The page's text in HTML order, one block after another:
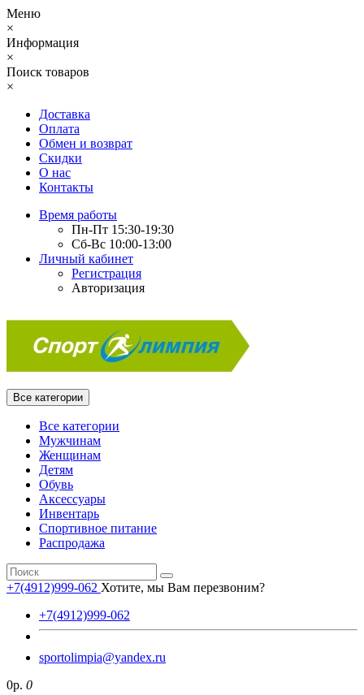
Меню
×
Информация
×
Поиск товаров
×
Доставка
Оплата
Обмен и возврат
Скидки
О нас
Контакты
Время работы
Пн-Пт 15:30-19:30
Сб-Вс 10:00-13:00
Личный кабинет
Регистрация
Авторизация
Все категории
Все категории
Мужчинам
Женщинам
Детям
Обувь
Аксессуары
Инвентарь
Спортивное питание
Распродажа
+7(4912)999-062 Хотите, мы Вам перезвоним?
+7(4912)999-062
sportolimpia@yandex.ru
0р. 0